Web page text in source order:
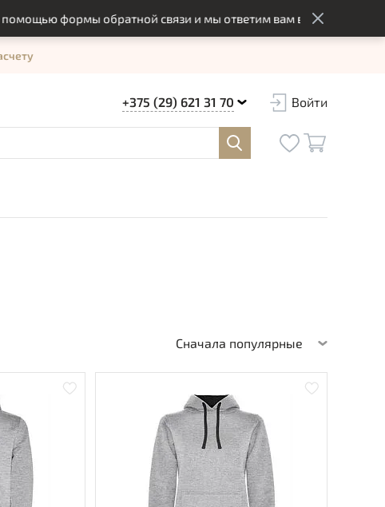
обратной связи и мы ответим вам в оптимальный срок
+375 (29) 621 31 70 Войти
Сначала популярные